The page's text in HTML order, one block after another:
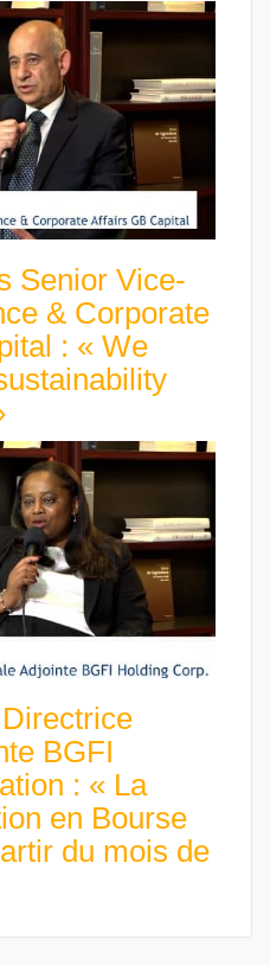
Senior Vice-
& Corporate
: « We
BGFI
: « La
en Bourse
du mois de